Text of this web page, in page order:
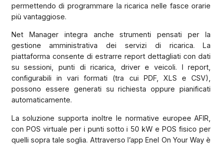
permettendo di programmare la ricarica nelle fasce orarie
più vantaggiose.
Net Manager integra anche strumenti pensati per la
gestione amministrativa dei servizi di ricarica. La
piattaforma consente di estrarre report dettagliati con dati
su sessioni, punti di ricarica, driver e veicoli. I report,
configurabili in vari formati (tra cui PDF, XLS e CSV),
possono essere generati su richiesta oppure pianificati
automaticamente.
La soluzione supporta inoltre le normative europee AFIR,
con POS virtuale per i punti sotto i 50 kW e POS fisico per
quelli sopra tale soglia. Attraverso l’app Enel On Your Way è